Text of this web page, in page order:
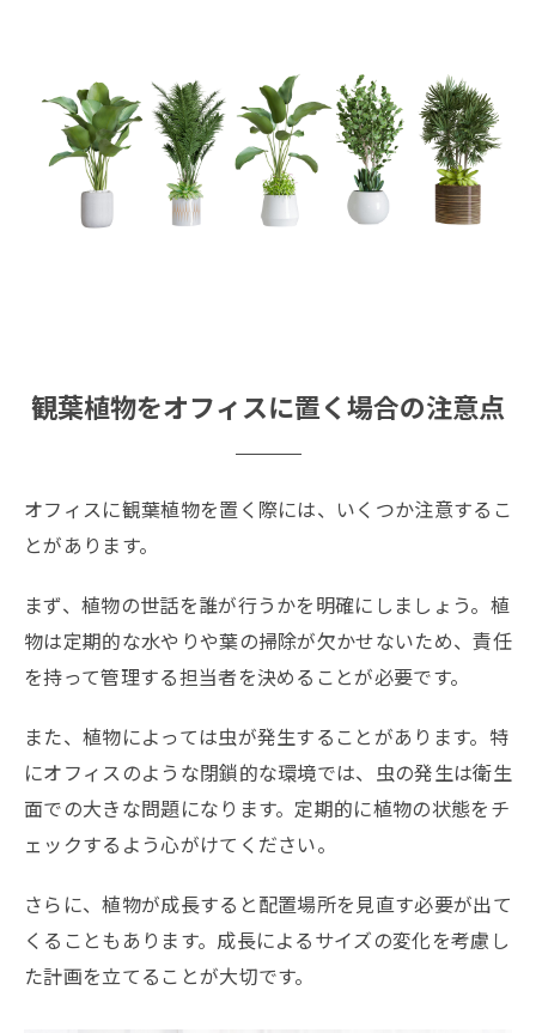
観葉植物をオフィスに置く場合の注意点
オフィスに観葉植物を置く際には、いくつか注意するこ
とがあります。
まず、植物の世話を誰が行うかを明確にしましょう。植
物は定期的な水やりや葉の掃除が欠かせないため、責任
を持って管理する担当者を決めることが必要です。
また、植物によっては虫が発生することがあります。特
にオフィスのような閉鎖的な環境では、虫の発生は衛生
面での大きな問題になります。定期的に植物の状態をチ
ェックするよう心がけてください。
さらに、植物が成長すると配置場所を見直す必要が出て
くることもあります。成長によるサイズの変化を考慮し
た計画を立てることが大切です。